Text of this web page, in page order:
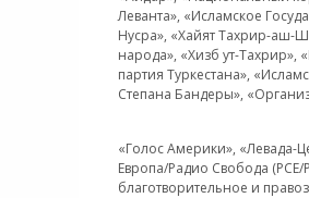
Леванта», «Исламское
Нусра», «Хайят Тахрир-аш-
народа», «Хизб ут-Тахрир»,
партия Туркестана»,
Степана Бандеры»,
«Голос Америки», «Левада-
Европа/Радио Свобода
благотворительное и